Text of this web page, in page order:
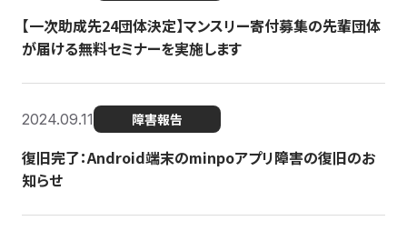
【一次助成先24団体決定】マンスリー寄付募集の先輩団体
が届ける無料セミナーを実施します
2024.09.11 障害報告
復旧完了：Android端末のminpoアプリ障害の復旧のお
知らせ